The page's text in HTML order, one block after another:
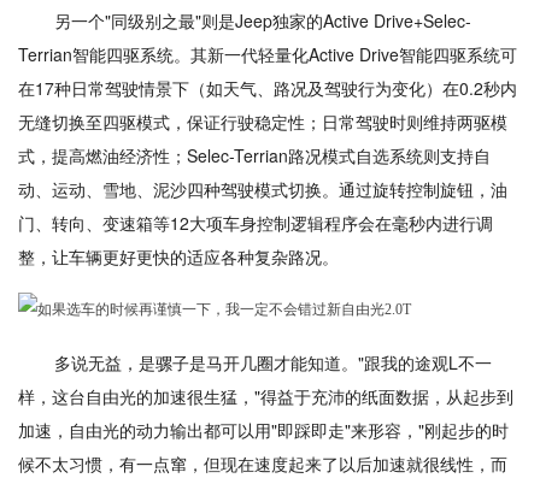
另一个"同级别之最"则是Jeep独家的Active Drive+Selec-
Terrian智能四驱系统。其新一代轻量化Active Drive智能四驱系统可
在17种日常驾驶情景下（如天气、路况及驾驶行为变化）在0.2秒内
无缝切换至四驱模式，保证行驶稳定性；日常驾驶时则维持两驱模
式，提高燃油经济性；Selec-Terrian路况模式自选系统则支持自
动、运动、雪地、泥沙四种驾驶模式切换。通过旋转控制旋钮，油
门、转向、变速箱等12大项车身控制逻辑程序会在毫秒内进行调
整，让车辆更好更快的适应各种复杂路况。
多说无益，是骡子是马开几圈才能知道。"跟我的途观L不一
样，这台自由光的加速很生猛，"得益于充沛的纸面数据，从起步到
加速，自由光的动力输出都可以用"即踩即走"来形容，"刚起步的时
候不太习惯，有一点窜，但现在速度起来了以后加速就很线性，而